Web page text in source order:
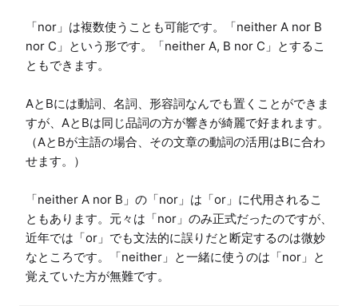
「nor」は複数使うことも可能です。「neither A nor B
nor C」という形です。「neither A, B nor C」とするこ
ともできます。
AとBには動詞、名詞、形容詞なんでも置くことができま
すが、AとBは同じ品詞の方が響きが綺麗で好まれます。
（AとBが主語の場合、その文章の動詞の活用はBに合わ
せます。）
「neither A nor B」の「nor」は「or」に代用されるこ
ともあります。元々は「nor」のみ正式だったのですが、
近年では「or」でも文法的に誤りだと断定するのは微妙
なところです。「neither」と一緒に使うのは「nor」と
覚えていた方が無難です。